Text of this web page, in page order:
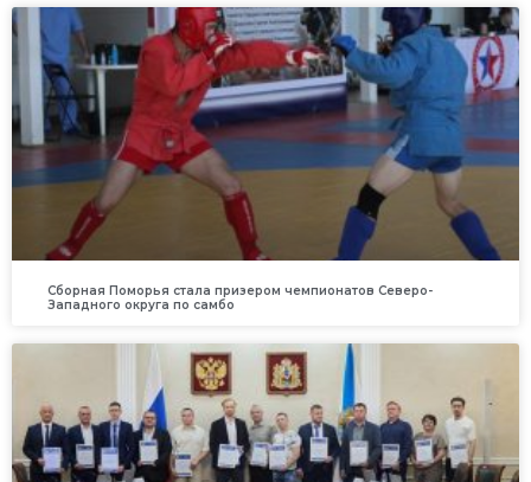
Сборная Поморья стала призером чемпионатов Северо-
Западного округа по самбо